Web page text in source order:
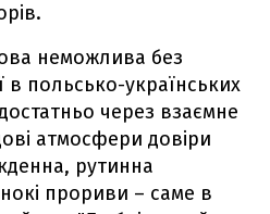
неможлива без
в польсько-українських
через взаємне
атмосфери довіри
рутинна
прориви – саме в